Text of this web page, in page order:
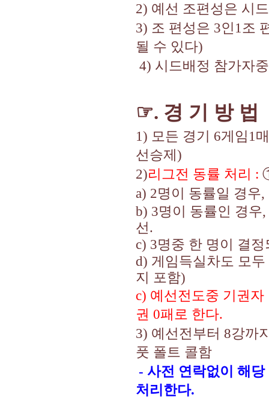
2) 예선 조편성은 시
3) 조 편성은 3인1 조
될 수 있다)
4) 시드배정 참가자
☞. 경 기 방 법
1) 모든 경기 6게임1
선승제)
2)리그전 동률 처리 :
a) 2명이 동률일 경우,
b) 3명이 동률인 경우,
선.
c) 3명중 한 명이 결
d) 게임득실차도 모
지 포함)
c) 예선전도중 기권
권 0패로 한다.
3) 예선전부터 8강까
풋 폴트 콜함
- 사전 연락없이 해
처리한다.